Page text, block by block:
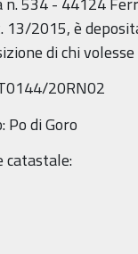
2015, è
di chi
20RN02
Po di Goro
catastale: